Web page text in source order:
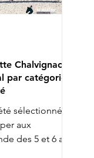
Chalvignac
par catégorie
sélectionnée
aux
des 5 et 6 ans